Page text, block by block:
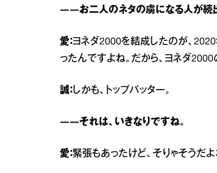
――お二人のネタの虜になる人が続
愛：ヨネダ2000を結成したのが、
ったんですよね。だから、ヨネダ2000
誠：しかも、トップバッター。
――それは、いきなりですね。
愛：緊張もあったけど、そりゃそうだ